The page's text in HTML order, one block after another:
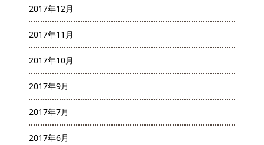
2017年12月
2017年11月
2017年10月
2017年9月
2017年7月
2017年6月